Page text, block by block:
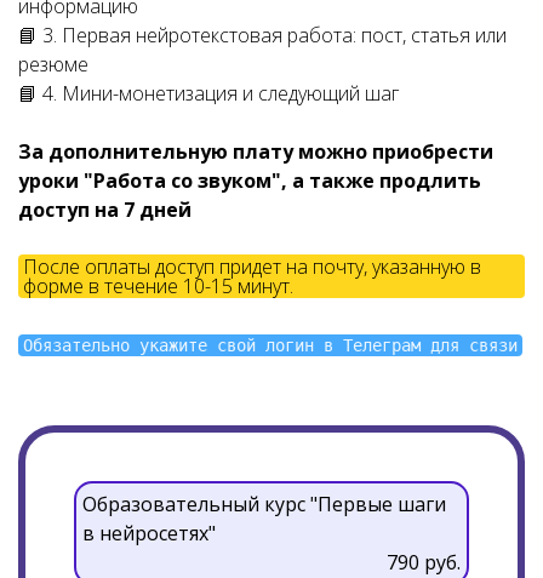
информацию
📘 3. Первая нейротекстовая работа: пост, статья или
резюме
📘 4. Мини-монетизация и следующий шаг
За дополнительную плату можно приобрести
уроки "Работа со звуком", а также продлить
доступ на 7 дней
После оплаты доступ придет на почту, указанную в
форме в течение 10-15 минут.
Обязательно укажите свой логин в Телеграм для связи
Образовательный курс "Первые шаги
в нейросетях"
790 руб.